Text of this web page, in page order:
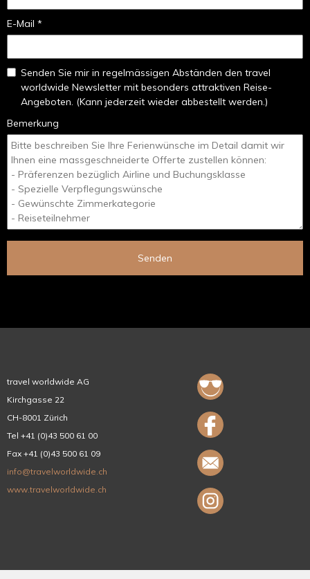
E-Mail *
Senden Sie mir in regelmässigen Abständen den travel
worldwide Newsletter mit besonders attraktiven Reise-
Angeboten. (Kann jederzeit wieder abbestellt werden.)
Bemerkung
Senden
travel worldwide AG
Kirchgasse 22
CH-8001 Zürich
Tel +41 (0)43 500 61 00
Fax +41 (0)43 500 61 09
info@travelworldwide.ch
www.travelworldwide.ch